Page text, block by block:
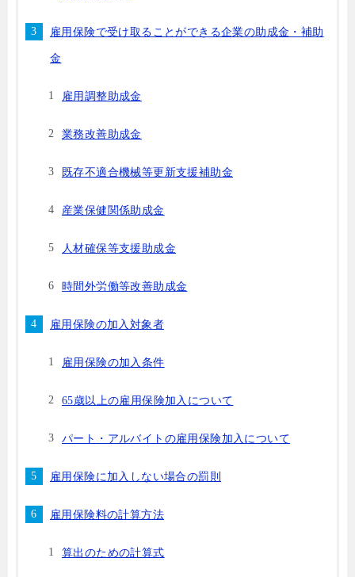
雇用保険で受け取ることができる企業の助成金・補助
金
雇用調整助成金
業務改善助成金
既存不適合機械等更新支援補助金
産業保健関係助成金
人材確保等支援助成金
時間外労働等改善助成金
雇用保険の加入対象者
雇用保険の加入条件
65歳以上の雇用保険加入について
パート・アルバイトの雇用保険加入について
雇用保険に加入しない場合の罰則
雇用保険料の計算方法
算出のための計算式